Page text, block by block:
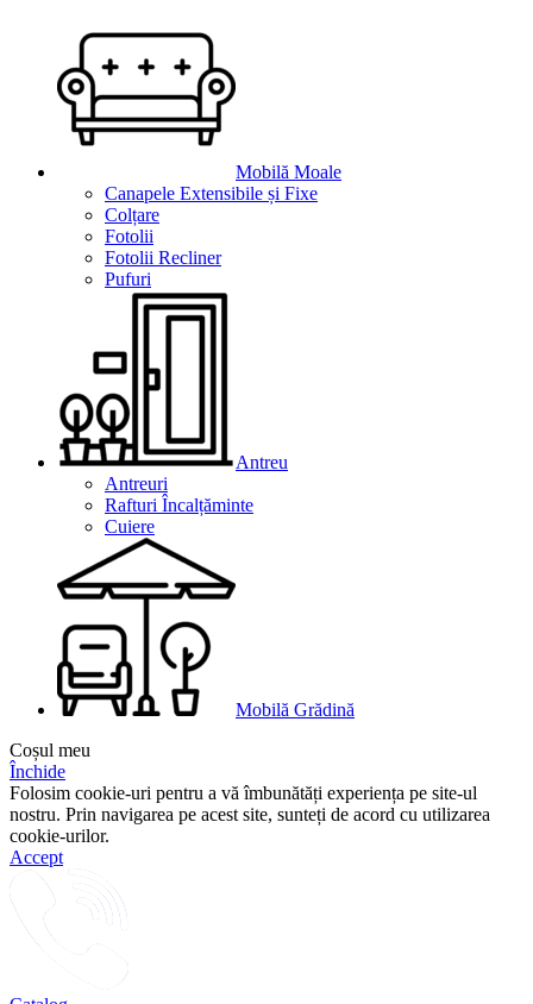
Mobilă Moale
Canapele Extensibile și Fixe
Colțare
Fotolii
Fotolii Recliner
Pufuri
Antreu
Antreuri
Rafturi Încalțăminte
Cuiere
Mobilă Grădină
Coșul meu
Închide
Folosim cookie-uri pentru a vă îmbunătăți experiența pe site-ul
nostru. Prin navigarea pe acest site, sunteți de acord cu utilizarea
cookie-urilor.
Accept